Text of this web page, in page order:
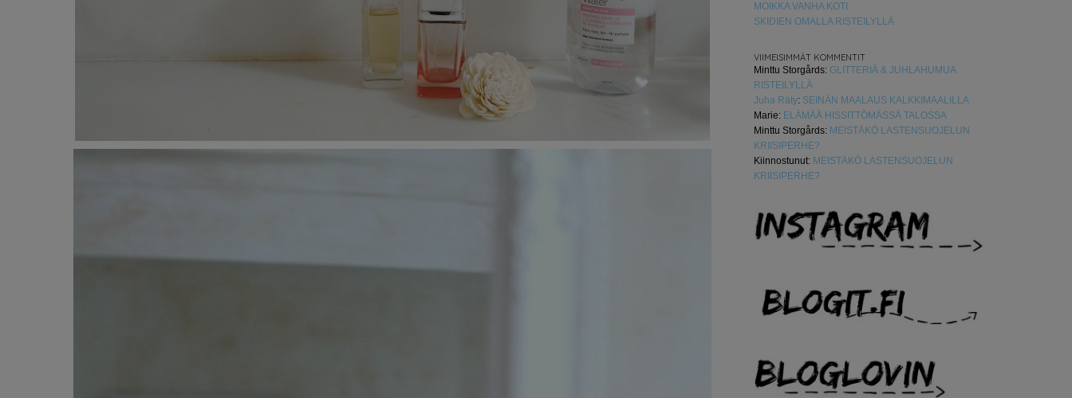
MOIKKA VANHA KOTI
SKIDIEN OMALLA RISTEILYLLÄ
VIIMEISIMMÄT KOMMENTIT
Minttu Storgårds: GLITTERIÄ & JUHLAHUMUA
RISTEILYLLÄ
Juha Räty: SEINÄN MAALAUS KALKKIMAALILLA
Marie: ELÄMÄÄ HISSITTÖMÄSSÄ TALOSSA
Minttu Storgårds: MEISTÄKÖ LASTENSUOJELUN
KRIISIPERHE?
Kiinnostunut: MEISTÄKÖ LASTENSUOJELUN
KRIISIPERHE?